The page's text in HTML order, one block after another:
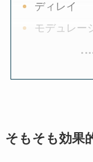
ディレイ
モデュレー
そもそも効果